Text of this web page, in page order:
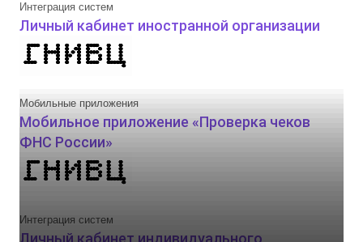
Интеграция систем
Личный кабинет иностранной организации
Мобильные приложения
Мобильное приложение «Проверка чеков
ФНС России»
Интеграция систем
Личный кабинет индивидуального